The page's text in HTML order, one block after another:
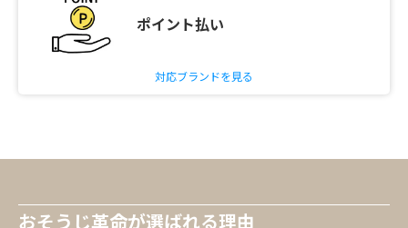
ポイント払い
対応ブランドを見る
おそうじ革命が選ばれる理由